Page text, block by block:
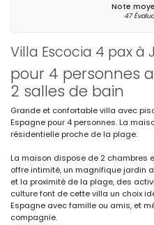
Villa Escocia 4 pax à
pour 4 personnes
2 salles de bain
Grande et confortable villa avec
Espagne pour 4 personnes. La
résidentielle proche de la plage.
La maison dispose de 2 chambres
offre intimité, un magnifique jardin
et la proximité de la plage, des
culture font de cette villa un choix
Espagne avec famille ou amis, et
compagnie.
Note
47